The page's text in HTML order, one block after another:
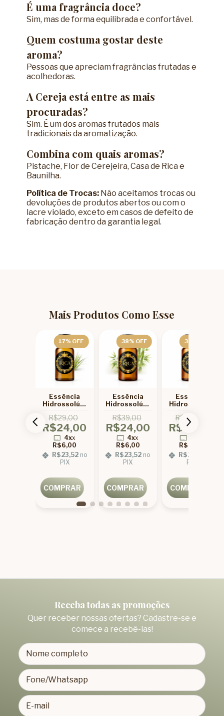
É uma fragrância doce?
Sim, mas de forma equilibrada e confortável.
Quem costuma gostar deste
aroma?
Pessoas que apreciam fragrâncias frutadas e
acolhedoras.
A Cereja está entre as mais
procuradas?
Sim. É um dos aromas frutados mais
tradicionais da aromatização.
Combina com quais aromas?
Pistache, Flor de Cerejeira, Casa de Rica e
Baunilha.
Política de Trocas: Não aceitamos trocas ou
devoluções de produtos abertos ou com o
lacre violado, exceto em casos de defeito de
fabricação dentro da garantia legal.
Mais Produtos Como Esse
17% OFF
Essência
Hidrossolúvel
de Rica
100ml
R$29,00
R$24,00
4xx
R$6,00
R$23,52no
PIX
COMPRAR
38% OFF
Essência
Hidrossolúvel
Rica 100ml
R$39,00
R$24,00
4xx
R$6,00
R$23,52 no
PIX
COMPRAR
38
Essência
Hidrossolúvel
Rica 100ml
R$39,00
R$24,00
R$6,00
R$23,52
PIX
COMPRAR
Receba todas as promoções
Quer receber nossas ofertas? Cadastre-se e
comece a recebê-las!